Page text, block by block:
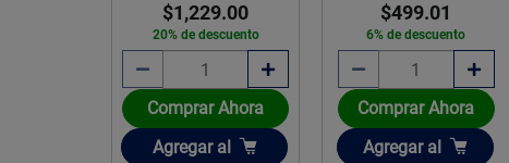
$1,229.00
20% de descuento
Comprar Ahora
Añadir
Agregar al
$499.01
6% de descuento
Comprar Ahora
Añadir
Agregar al